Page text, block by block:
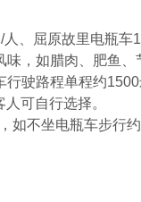
、屈原故里电瓶车
，如腊肉、肥鱼、
驶路程单程约
可自行选择。
如不坐电瓶车步行